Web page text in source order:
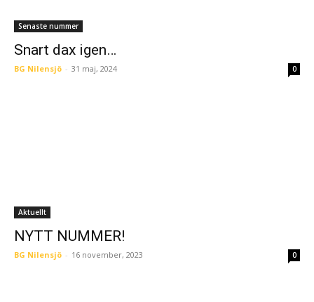
Senaste nummer
Snart dax igen…
BG Nilensjö - 31 maj, 2024 0
Aktuellt
NYTT NUMMER!
BG Nilensjö - 16 november, 2023 0